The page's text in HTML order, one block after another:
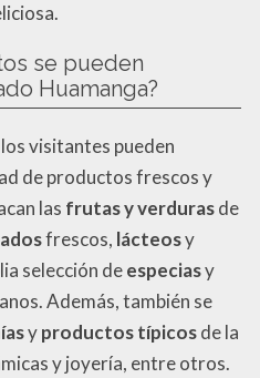
se pueden
Huamanga?
visitantes pueden
de productos frescos y
las frutas y verdurasde
frescos, lácteosy
selección deespeciasy
Además, también se
yproductos típicosde la
y joyería, entre otros.